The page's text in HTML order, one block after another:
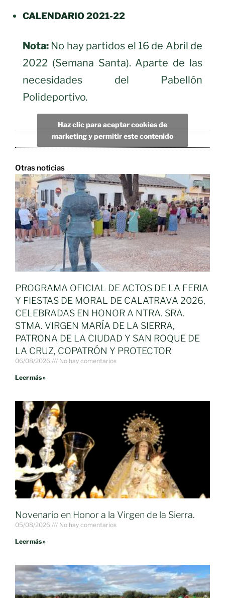
CALENDARIO 2021-22
Nota: No hay partidos el 16 de Abril de
2022 (Semana Santa). Aparte de las
necesidades del Pabellón
Polideportivo.
Haz clic para aceptar cookies de
marketing y permitir este contenido
Otras noticias
PROGRAMA OFICIAL DE ACTOS DE LA FERIA
Y FIESTAS DE MORAL DE CALATRAVA 2026,
CELEBRADAS EN HONOR A NTRA. SRA.
STMA. VIRGEN MARÍA DE LA SIERRA,
PATRONA DE LA CIUDAD Y SAN ROQUE DE
LA CRUZ, COPATRÓN Y PROTECTOR
06/08/2026 No hay comentarios
Leer más »
Novenario en Honor a la Virgen de la Sierra.
05/08/2026 No hay comentarios
Leer más »